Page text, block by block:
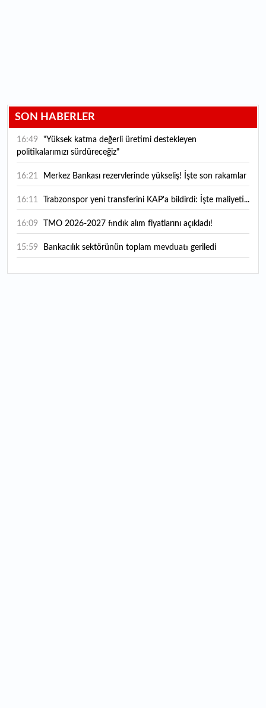
SON HABERLER
16:49
politikalarımızı sürdüreceğiz"
16:21 Merkez Bankası rezervlerinde yükseliş! İşte son rakamlar
16:11 Trabzonspor yeni transferini KAP'a bildirdi: İşte maliyeti...
16:09 TMO 2026-2027 fındık alım fiyatlarını açıkladı!
15:59 Bankacılık sektörünün toplam mevduatı geriledi